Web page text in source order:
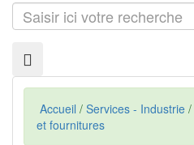
Saisir
ici
recherche
Accueil / Services - Industrie /
et fournitures